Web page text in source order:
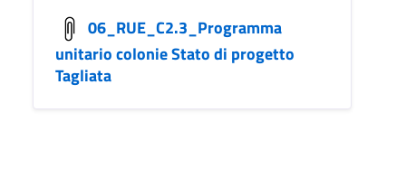
06_RUE_C2.3_Programma
unitario colonie Stato di progetto
Tagliata